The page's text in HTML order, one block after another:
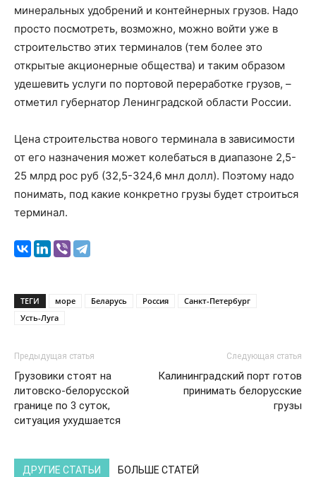
минеральных удобрений и контейнерных грузов. Надо
просто посмотреть, возможно, можно войти уже в
строительство этих терминалов (тем более это
открытые акционерные общества) и таким образом
удешевить услуги по портовой переработке грузов, –
отметил губернатор Ленинградской области России.
Цена строительства нового терминала в зависимости
от его назначения может колебаться в диапазоне 2,5-
25 млрд рос руб (32,5-324,6 мнл долл). Поэтому надо
понимать, под какие конкретно грузы будет строиться
терминал.
ТЕГИ море Беларусь Россия
Санкт-Петербург
Усть-Луга
Предыдущая статья
Грузовики стоят на
литовско-белорусской
границе по 3 суток,
ситуация ухудшается
Следующая статья
Калининградский порт готов
принимать белорусские
грузы
ДРУГИЕ СТАТЬИ БОЛЬШЕ СТАТЕЙ